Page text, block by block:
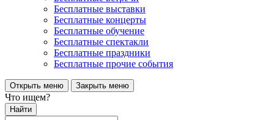
Бесплатные выставки
Бесплатные концерты
Бесплатные обучение
Бесплатные спектакли
Бесплатные праздники
Бесплатные прочие события
Открыть меню Закрыть меню
Что ищем?
Найти